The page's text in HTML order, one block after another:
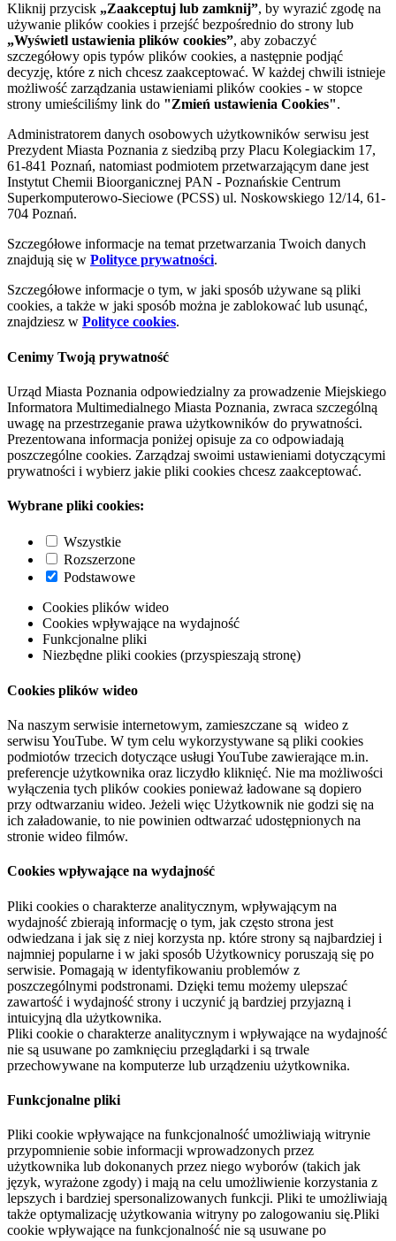
Kliknij przycisk „Zaakceptuj lub zamknij”, by wyrazić zgodę na
używanie plików cookies i przejść bezpośrednio do strony lub
„Wyświetl ustawienia plików cookies”, aby zobaczyć
szczegółowy opis typów plików cookies, a następnie podjąć
decyzję, które z nich chcesz zaakceptować. W każdej chwili istnieje
możliwość zarządzania ustawieniami plików cookies - w stopce
strony umieściliśmy link do "Zmień ustawienia Cookies".
Administratorem danych osobowych użytkowników serwisu jest
Prezydent Miasta Poznania z siedzibą przy Placu Kolegiackim 17,
61-841 Poznań, natomiast podmiotem przetwarzającym dane jest
Instytut Chemii Bioorganicznej PAN - Poznańskie Centrum
Superkomputerowo-Sieciowe (PCSS) ul. Noskowskiego 12/14, 61-
704 Poznań.
Szczegółowe informacje na temat przetwarzania Twoich danych
znajdują się w Polityce prywatności.
Szczegółowe informacje o tym, w jaki sposób używane są pliki
cookies, a także w jaki sposób można je zablokować lub usunąć,
znajdziesz w Polityce cookies.
Cenimy Twoją prywatność
Urząd Miasta Poznania odpowiedzialny za prowadzenie Miejskiego
Informatora Multimedialnego Miasta Poznania, zwraca szczególną
uwagę na przestrzeganie prawa użytkowników do prywatności.
Prezentowana informacja poniżej opisuje za co odpowiadają
poszczególne cookies. Zarządzaj swoimi ustawieniami dotyczącymi
prywatności i wybierz jakie pliki cookies chcesz zaakceptować.
Wybrane pliki cookies:
Wszystkie
Rozszerzone
Podstawowe
Cookies plików wideo
Cookies wpływające na wydajność
Funkcjonalne pliki
Niezbędne pliki cookies (przyspieszają stronę)
Cookies plików wideo
Na naszym serwisie internetowym, zamieszczane są wideo z
serwisu YouTube. W tym celu wykorzystywane są pliki cookies
podmiotów trzecich dotyczące usługi YouTube zawierające m.in.
preferencje użytkownika oraz liczydło kliknięć. Nie ma możliwości
wyłączenia tych plików cookies ponieważ ładowane są dopiero
przy odtwarzaniu wideo. Jeżeli więc Użytkownik nie godzi się na
ich załadowanie, to nie powinien odtwarzać udostępnionych na
stronie wideo filmów.
Cookies wpływające na wydajność
Pliki cookies o charakterze analitycznym, wpływającym na
wydajność zbierają informację o tym, jak często strona jest
odwiedzana i jak się z niej korzysta np. które strony są najbardziej i
najmniej popularne i w jaki sposób Użytkownicy poruszają się po
serwisie. Pomagają w identyfikowaniu problemów z
poszczególnymi podstronami. Dzięki temu możemy ulepszać
zawartość i wydajność strony i uczynić ją bardziej przyjazną i
intuicyjną dla użytkownika.
Pliki cookie o charakterze analitycznym i wpływające na wydajność
nie są usuwane po zamknięciu przeglądarki i są trwale
przechowywane na komputerze lub urządzeniu użytkownika.
Funkcjonalne pliki
Pliki cookie wpływające na funkcjonalność umożliwiają witrynie
przypomnienie sobie informacji wprowadzonych przez
użytkownika lub dokonanych przez niego wyborów (takich jak
język, wyrażone zgody) i mają na celu umożliwienie korzystania z
lepszych i bardziej spersonalizowanych funkcji. Pliki te umożliwiają
także optymalizację użytkowania witryny po zalogowaniu się.Pliki
cookie wpływające na funkcjonalność nie są usuwane po